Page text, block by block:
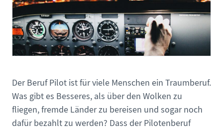
Der Beruf Pilot ist für viele Menschen ein Traumberuf.
Was gibt es Besseres, als über den Wolken zu
fliegen, fremde Länder zu bereisen und sogar noch
dafür bezahlt zu werden? Dass der Pilotenberuf